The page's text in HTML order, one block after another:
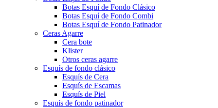
Botas Esquí de Fondo Clásico
Botas Esquí de Fondo Combi
Botas Esquí de Fondo Patinador
Ceras Agarre
Cera bote
Klister
Otros ceras agarre
Esquís de fondo clásico
Esquís de Cera
Esquís de Escamas
Esquís de Piel
Esquís de fondo patinador